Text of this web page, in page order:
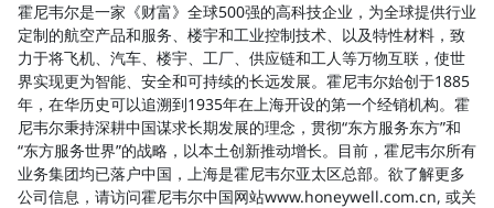
霍尼韦尔是一家《财富》全球500强的高科技企业，为全球提供行业
定制的航空产品和服务、楼宇和工业控制技术、以及特性材料，致
力于将飞机、汽车、楼宇、工厂、供应链和工人等万物互联，使世
界实现更为智能、安全和可持续的长远发展。霍尼韦尔始创于1885
年，在华历史可以追溯到1935年在上海开设的第一个经销机构。霍
尼韦尔秉持深耕中国谋求长期发展的理念，贯彻“东方服务东方”和
“东方服务世界”的战略，以本土创新推动增长。目前，霍尼韦尔所有
业务集团均已落户中国，上海是霍尼韦尔亚太区总部。欲了解更多
公司信息，请访问霍尼韦尔中国网站www.honeywell.com.cn, 或关